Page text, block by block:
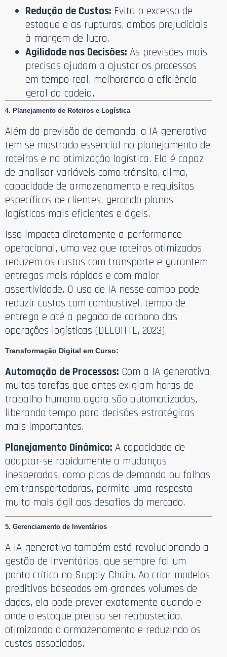
Redução de Custos: Evita o excesso de
estoque e as rupturas, ambos prejudiciais
à margem de lucro.
Agilidade nas Decisões: As previsões mais
precisas ajudam a ajustar os processos
em tempo real, melhorando a eficiência
geral da cadeia.
4. Planejamento de Roteiros e Logística
Além da previsão de demanda, a IA generativa
tem se mostrado essencial no planejamento de
roteiros e na otimização logística. Ela é capaz
de analisar variáveis como trânsito, clima,
capacidade de armazenamento e requisitos
específicos de clientes, gerando planos
logísticos mais eficientes e ágeis.
Isso impacta diretamente a performance
operacional, uma vez que roteiros otimizados
reduzem os custos com transporte e garantem
entregas mais rápidas e com maior
assertividade. O uso de IA nesse campo pode
reduzir custos com combustível, tempo de
entrega e até a pegada de carbono das
operações logísticas (DELOITTE, 2023).
Transformação Digital em Curso:
Automação de Processos: Com a IA generativa,
muitas tarefas que antes exigiam horas de
trabalho humano agora são automatizadas,
liberando tempo para decisões estratégicas
mais importantes.
Planejamento Dinâmico: A capacidade de
adaptar-se rapidamente a mudanças
inesperadas, como picos de demanda ou falhas
em transportadoras, permite uma resposta
muito mais ágil aos desafios do mercado.
5. Gerenciamento de Inventários
A IA generativa também está revolucionando a
gestão de inventários, que sempre foi um
ponto crítico no Supply Chain. Ao criar modelos
preditivos baseados em grandes volumes de
dados, ela pode prever exatamente quando e
onde o estoque precisa ser reabastecido,
otimizando o armazenamento e reduzindo os
custos associados.